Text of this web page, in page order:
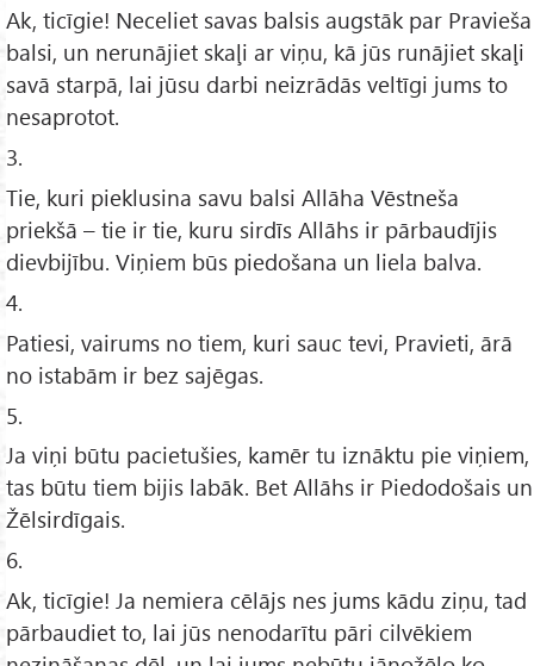
Ak, ticīgie! Neceliet savas balsis augstāk par Pravieša
balsi, un nerunājiet skaļi ar viņu, kā jūs runājiet skaļi
savā starpā, lai jūsu darbi neizrādās veltīgi jums to
nesaprotot.
3.
Tie, kuri pieklusina savu balsi Allāha Vēstneša
priekšā – tie ir tie, kuru sirdīs Allāhs ir pārbaudījis
dievbijību. Viņiem būs piedošana un liela balva.
4.
Patiesi, vairums no tiem, kuri sauc tevi, Pravieti, ārā
no istabām ir bez sajēgas.
5.
Ja viņi būtu pacietušies, kamēr tu iznāktu pie viņiem,
tas būtu tiem bijis labāk. Bet Allāhs ir Piedodošais un
Žēlsirdīgais.
6.
Ak, ticīgie! Ja nemiera cēlājs nes jums kādu ziņu, tad
pārbaudiet to, lai jūs nenodarītu pāri cilvēkiem